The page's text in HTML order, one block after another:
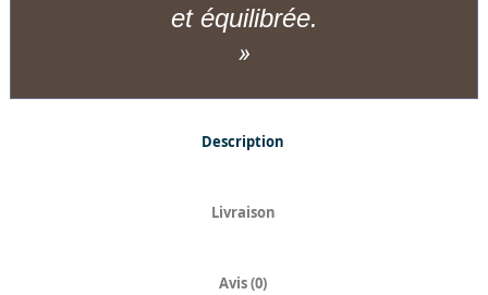
et équilibrée.
Description
Livraison
Avis (0)